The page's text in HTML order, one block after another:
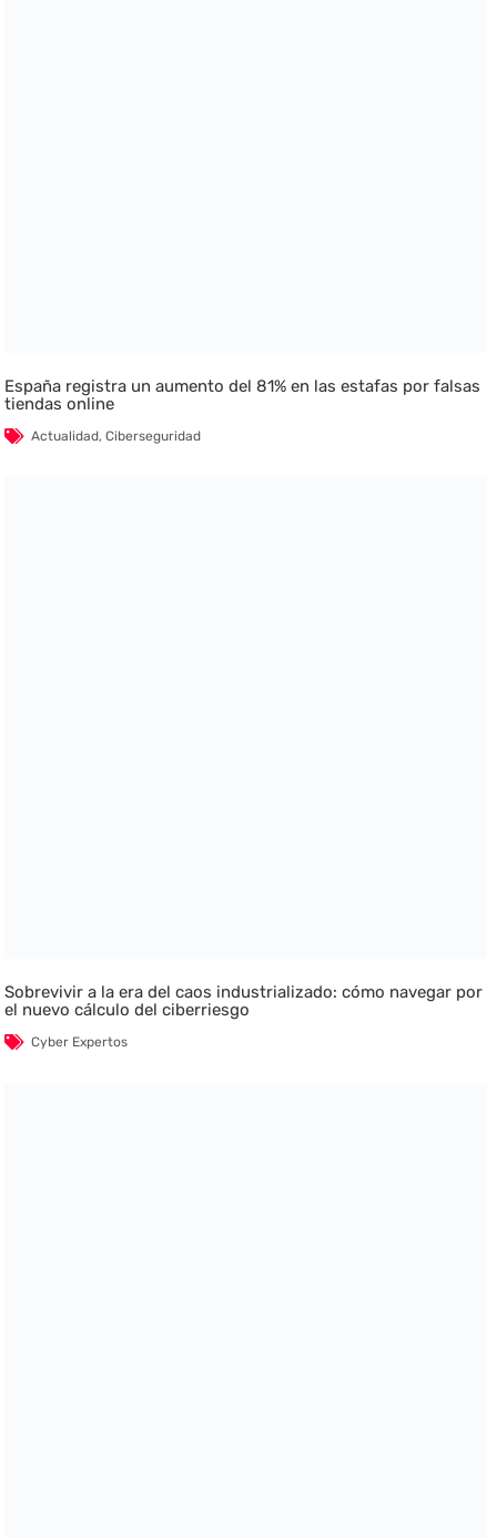
España registra un aumento del 81% en las estafas por falsas
tiendas online
Actualidad,Ciberseguridad
Sobrevivir a la era del caos industrializado: cómo navegar por
el nuevo cálculo del ciberriesgo
Cyber Expertos